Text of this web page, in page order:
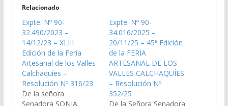
Relacionado
Expte. Nº 90-
32.490/2023 –
14/12/23 – XLIII
Edición de la Feria
Artesanal de los Valles
Calchaquíes –
Resolución Nº 316/23
De la señora
Senadora SONIA
Expte. Nº 90-
34.016/2025 –
20/11/25 – 45ª Edición
de la FERIA
ARTESANAL DE LOS
VALLES CALCHAQUÍES
– Resolución Nº
352/25
De la Señora Senadora